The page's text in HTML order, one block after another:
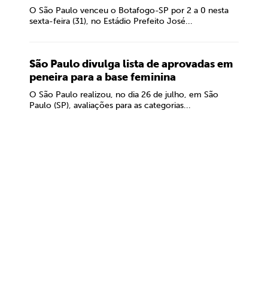
O São Paulo venceu o Botafogo-SP por 2 a 0 nesta
sexta-feira (31), no Estádio Prefeito José...
São Paulo divulga lista de aprovadas em
peneira para a base feminina
O São Paulo realizou, no dia 26 de julho, em São
Paulo (SP), avaliações para as categorias...